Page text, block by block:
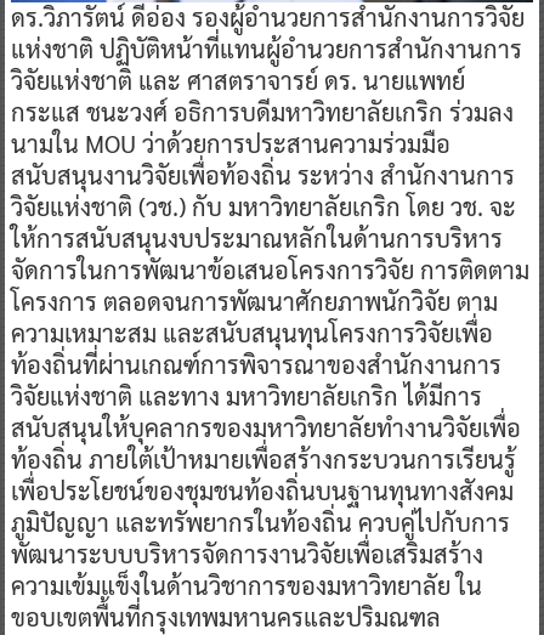
ดร.วิภารัตน์ ดีอ่อง รองผู้อำนวยการสำนักงานการวิจัย
แห่งชาติ ปฏิบัติหน้าที่แทนผู้อำนวยการสำนักงานการ
วิจัยแห่งชาติ และ ศาสตราจารย์ ดร. นายแพทย์
กระแส ชนะวงศ์ อธิการบดีมหาวิทยาลัยเกริก ร่วมลง
นามใน MOU ว่าด้วยการประสานความร่วมมือ
สนับสนุนงานวิจัยเพื่อท้องถิ่น ระหว่าง สำนักงานการ
วิจัยแห่งชาติ (วช.) กับ มหาวิทยาลัยเกริก โดย วช. จะ
ให้การสนับสนุนงบประมาณหลักในด้านการบริหาร
จัดการในการพัฒนาข้อเสนอโครงการวิจัย การติดตาม
โครงการ ตลอดจนการพัฒนาศักยภาพนักวิจัย ตาม
ความเหมาะสม และสนับสนุนทุนโครงการวิจัยเพื่อ
ท้องถิ่นที่ผ่านเกณฑ์การพิจารณาของสำนักงานการ
วิจัยแห่งชาติ และทาง มหาวิทยาลัยเกริก ได้มีการ
สนับสนุนให้บุคลากรของมหาวิทยาลัยทำงานวิจัยเพื่อ
ท้องถิ่น ภายใต้เป้าหมายเพื่อสร้างกระบวนการเรียนรู้
เพื่อประโยชน์ของชุมชนท้องถิ่นบนฐานทุนทางสังคม
ภูมิปัญญา และทรัพยากรในท้องถิ่น ควบคู่ไปกับการ
พัฒนาระบบบริหารจัดการงานวิจัยเพื่อเสริมสร้าง
ความเข้มแข็งในด้านวิชาการของมหาวิทยาลัย ใน
ขอบเขตพื้นที่กรุงเทพมหานครและปริมณฑล